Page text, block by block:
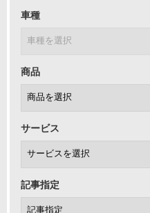
車種
商品
サービス
記事指定